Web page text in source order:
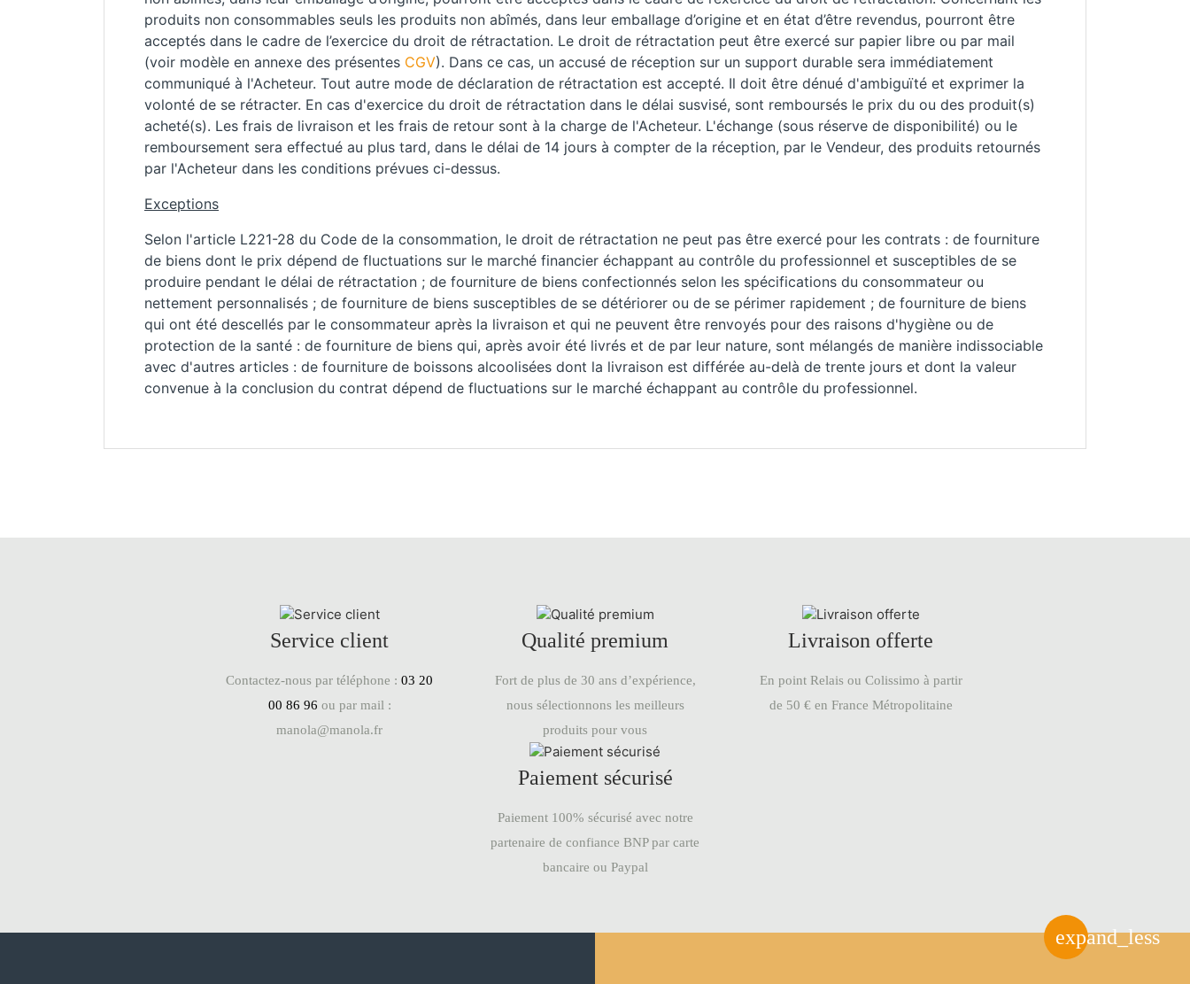
produits non consommables seuls les produits non abîmés, dans leur emballage d’origine et en état d’être revendus, pourront être
acceptés dans le cadre de l’exercice du droit de rétractation. Le droit de rétractation peut être exercé sur papier libre ou par mail
(voir modèle en annexe des présentes CGV). Dans ce cas, un accusé de réception sur un support durable sera immédiatement
communiqué à l'Acheteur. Tout autre mode de déclaration de rétractation est accepté. Il doit être dénué d'ambiguïté et exprimer la
volonté de se rétracter. En cas d'exercice du droit de rétractation dans le délai susvisé, sont remboursés le prix du ou des produit(s)
acheté(s). Les frais de livraison et les frais de retour sont à la charge de l'Acheteur. L'échange (sous réserve de disponibilité) ou le
remboursement sera effectué au plus tard, dans le délai de 14 jours à compter de la réception, par le Vendeur, des produits retournés
par l'Acheteur dans les conditions prévues ci-dessus.
Exceptions
Selon l'article L221-28 du Code de la consommation, le droit de rétractation ne peut pas être exercé pour les contrats : de fourniture
de biens dont le prix dépend de fluctuations sur le marché financier échappant au contrôle du professionnel et susceptibles de se
produire pendant le délai de rétractation ; de fourniture de biens confectionnés selon les spécifications du consommateur ou
nettement personnalisés ; de fourniture de biens susceptibles de se détériorer ou de se périmer rapidement ; de fourniture de biens
qui ont été descellés par le consommateur après la livraison et qui ne peuvent être renvoyés pour des raisons d'hygiène ou de
protection de la santé : de fourniture de biens qui, après avoir été livrés et de par leur nature, sont mélangés de manière indissociable
avec d'autres articles : de fourniture de boissons alcoolisées dont la livraison est différée au-delà de trente jours et dont la valeur
convenue à la conclusion du contrat dépend de fluctuations sur le marché échappant au contrôle du professionnel.
Service client
Contactez-nous par téléphone : 03 20
00 86 96 ou par mail :
manola@manola.fr
Qualité premium
Fort de plus de 30 ans d’expérience,
nous sélectionnons les meilleurs
produits pour vous
Livraison offerte
En point Relais ou Colissimo à partir
de 50 € en France Métropolitaine
Paiement sécurisé
Paiement 100% sécurisé avec notre
partenaire de confiance BNP par carte
bancaire ou Paypal
expand_less